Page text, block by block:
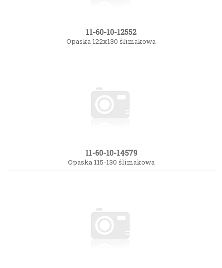
11-60-10-12552
Opaska 122x130 ślimakowa
11-60-10-14579
Opaska 115-130 ślimakowa